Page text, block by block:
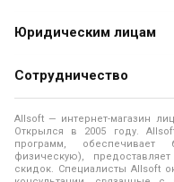
Доставка заказа
Помощь
Правила продажи
Политика использования
Специальные
Юридическим лицам
Продажа программ
О лицензировании
Программы для
Контакты
Сотрудничество
О магазине
Адреса и телефоны
Новости
Allsoft — интернет-магазин
Открылся в 2005 году.
программ,
физическую),
скидок. Специалисты Allsoft